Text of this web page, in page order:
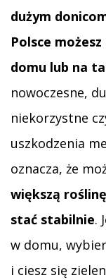
dużym
Polsce
domu lub na
nowoczesne,
niekorzystne
uszkodzenia
oznacza, że
większą
stać stabilnie.
w domu,
i ciesz się